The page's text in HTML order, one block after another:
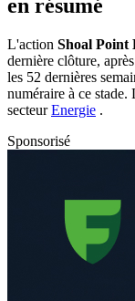
en résumé
L'action Shoal Point
dernière clôture,
les 52 dernières
numéraire à ce
secteurEnergie .
Sponsorisé